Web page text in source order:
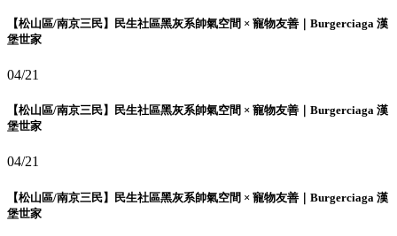
【松山區/南京三民】民生社區黑灰系帥氣空間 × 寵物友善｜Burgerciaga 漢
堡世家
04/21
【松山區/南京三民】民生社區黑灰系帥氣空間 × 寵物友善｜Burgerciaga 漢
堡世家
04/21
【松山區/南京三民】民生社區黑灰系帥氣空間 × 寵物友善｜Burgerciaga 漢
堡世家